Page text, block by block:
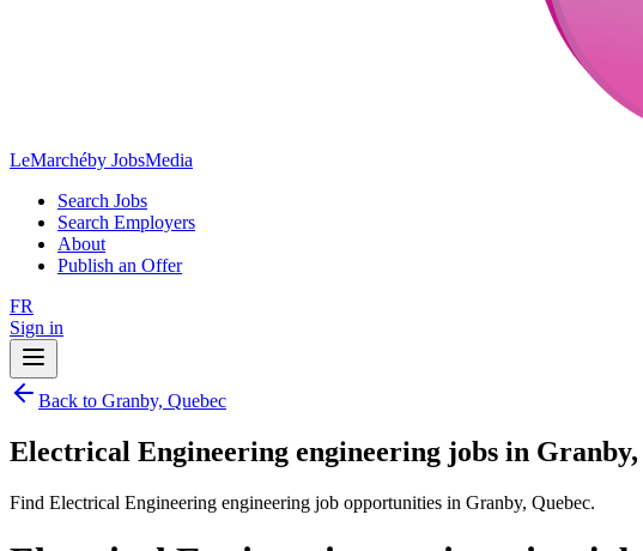
LeMarchéby JobsMedia
Search Jobs
Search Employers
About
Publish an Offer
FR
Sign in
Back to Granby, Quebec
Electrical Engineering engineering jobs in Granby,
Find Electrical Engineering engineering job opportunities in Granby, Quebec.